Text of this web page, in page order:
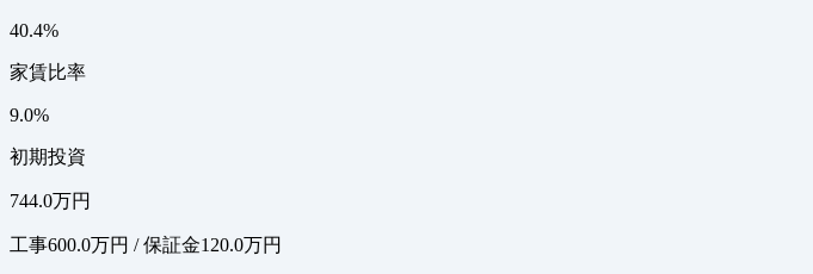
40.4%
家賃比率
9.0%
初期投資
744.0万円
工事600.0万円 / 保証金120.0万円